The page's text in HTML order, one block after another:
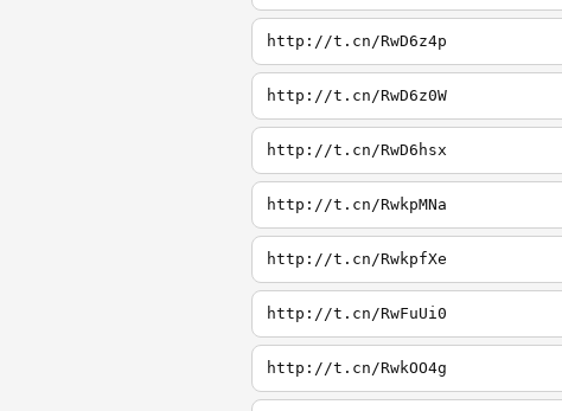
http://t.cn/RwD6z4p
http://t.cn/RwD6z0W
http://t.cn/RwD6hsx
http://t.cn/RwkpMNa
http://t.cn/RwkpfXe
http://t.cn/RwFuUi0
http://t.cn/RwkOO4g